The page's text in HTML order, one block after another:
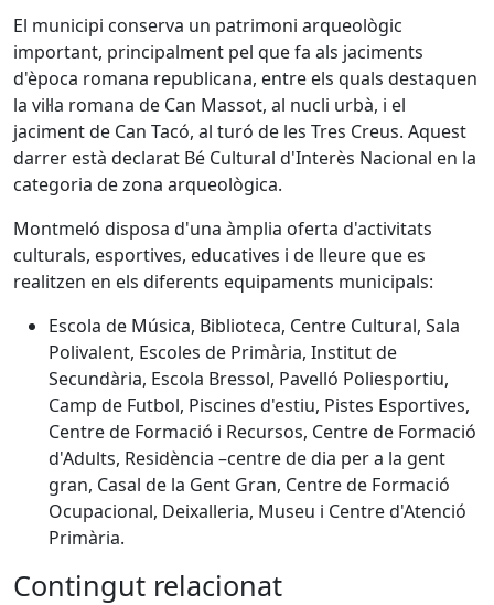
El municipi conserva un patrimoni arqueològic
important, principalment pel que fa als jaciments
d'època romana republicana, entre els quals destaquen
la vil·la romana de Can Massot, al nucli urbà, i el
jaciment de Can Tacó, al turó de les Tres Creus. Aquest
darrer està declarat Bé Cultural d'Interès Nacional en la
categoria de zona arqueològica.
Montmeló disposa d'una àmplia oferta d'activitats
culturals, esportives, educatives i de lleure que es
realitzen en els diferents equipaments municipals:
Escola de Música, Biblioteca, Centre Cultural, Sala
Polivalent, Escoles de Primària, Institut de
Secundària, Escola Bressol, Pavelló Poliesportiu,
Camp de Futbol, Piscines d'estiu, Pistes Esportives,
Centre de Formació i Recursos, Centre de Formació
d'Adults, Residència –centre de dia per a la gent
gran, Casal de la Gent Gran, Centre de Formació
Ocupacional, Deixalleria, Museu i Centre d'Atenció
Primària.
Contingut relacionat